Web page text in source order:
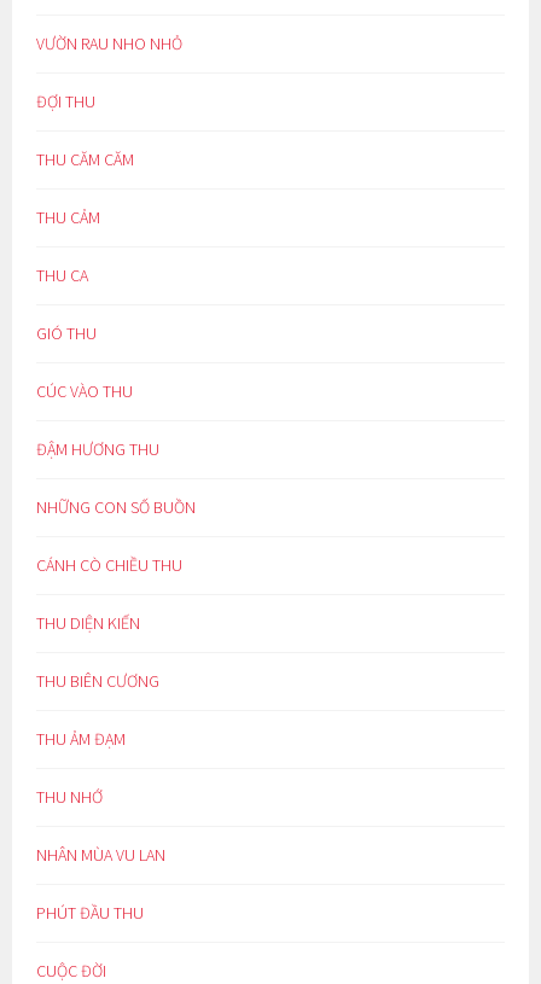
VƯỜN RAU NHO NHỎ
ĐỢI THU
THU CĂM CĂM
THU CẢM
THU CA
GIÓ THU
CÚC VÀO THU
ĐẬM HƯƠNG THU
NHỮNG CON SỐ BUỒN
CÁNH CÒ CHIỀU THU
THU DIỆN KIẾN
THU BIÊN CƯƠNG
THU ẢM ĐẠM
THU NHỚ
NHÂN MÙA VU LAN
PHÚT ĐẦU THU
CUỘC ĐỜI